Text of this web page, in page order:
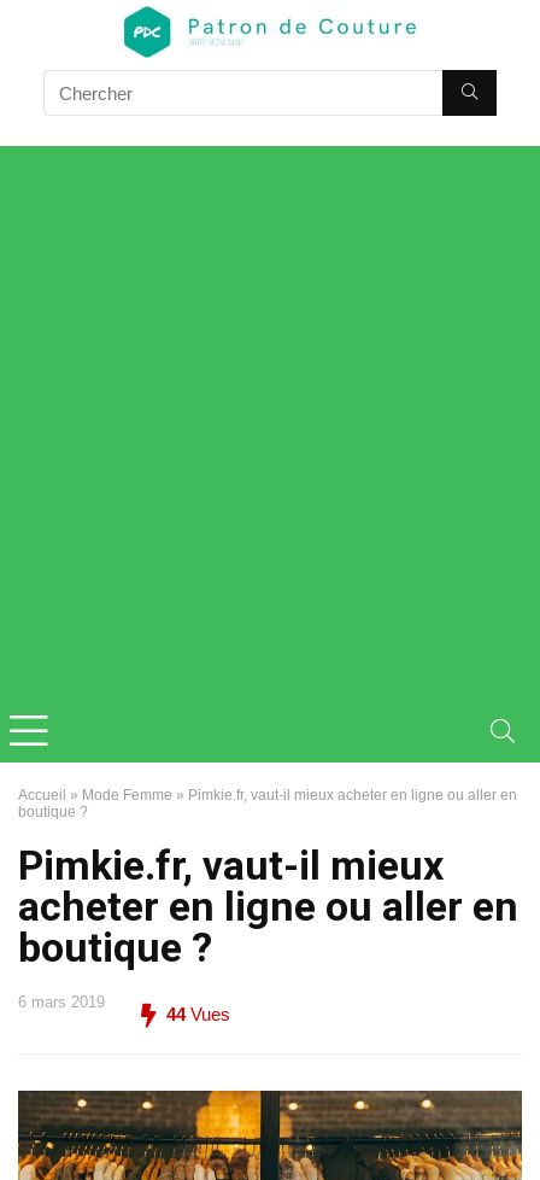
Accueil » Mode Femme » Pimkie.fr, vaut-il mieux acheter en ligne ou aller en
boutique ?
Pimkie.fr, vaut-il mieux
acheter en ligne ou aller en
boutique ?
6 mars 2019
44Vues